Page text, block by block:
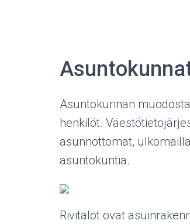
Asuntokunnan
henkilöt.
asunnottomat,
asuntokuntia.
Rivitalot ovat